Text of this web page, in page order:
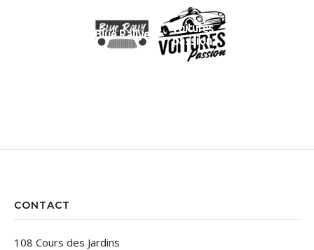
Blue Rallye
Voitures
passion
CONTACT
108 Cours des Jardins